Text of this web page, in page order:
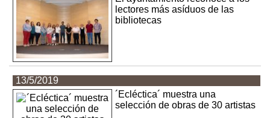
lectores más asíduos de las
bibliotecas
13/5/2019
´Ecléctica´ muestra una
selección de obras de 30 artistas